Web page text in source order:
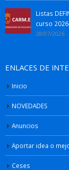
Listas
curso
28/07/2026
ENLACES DE
Inicio
NOVEDADES
Anuncios
Aportar idea o
Ceses